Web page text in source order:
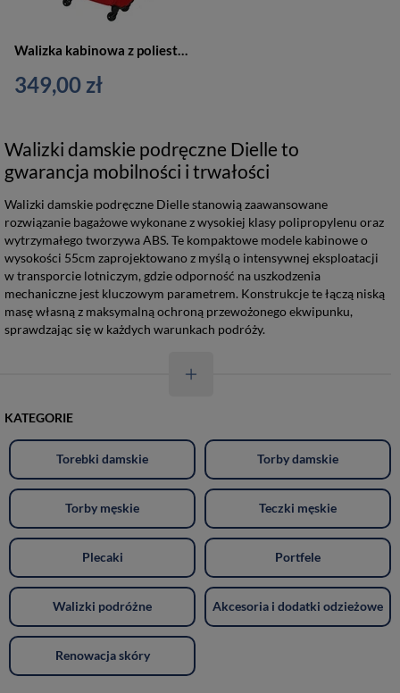
Walizka kabinowa z poliestru unisex Dielle 350 twarda na 4 kółkach czerwona
349,00 zł
Walizki damskie podręczne Dielle to
gwarancja mobilności i trwałości
Walizki damskie podręczne Dielle stanowią zaawansowane
rozwiązanie bagażowe wykonane z wysokiej klasy polipropylenu oraz
wytrzymałego tworzywa ABS. Te kompaktowe modele kabinowe o
wysokości 55cm zaprojektowano z myślą o intensywnej eksploatacji
w transporcie lotniczym, gdzie odporność na uszkodzenia
mechaniczne jest kluczowym parametrem. Konstrukcje te łączą niską
masę własną z maksymalną ochroną przewożonego ekwipunku,
sprawdzając się w każdych warunkach podróży.
KATEGORIE
Torebki damskie Torby damskie
Torby męskie Teczki męskie
Plecaki Portfele
Walizki podróżne Akcesoria i dodatki odzieżowe
Renowacja skóry